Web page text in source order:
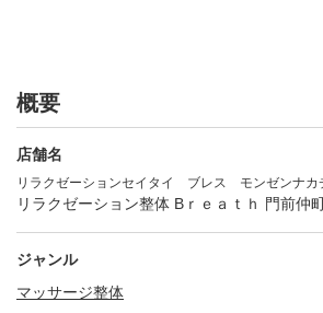
概要
店舗名
リラクゼーションセイタイ ブレス モンゼンナカ
リラクゼーション整体 Bｒｅａｔｈ 門前仲
ジャンル
マッサージ整体